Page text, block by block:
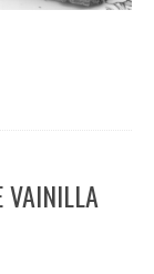
VAINILLA